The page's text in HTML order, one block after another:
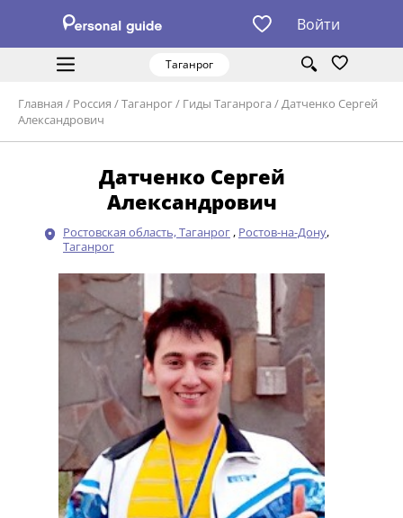
Войти
Таганрог
Главная / Россия /Таганрог/ Гиды Таганрога /Датченко Сергей
Александрович
Датченко Сергей
Александрович
Ростовская область, Таганрог, Ростов-на-Дону,
Таганрог